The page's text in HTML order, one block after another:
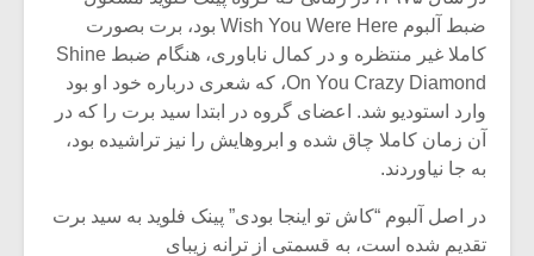
ضبط آلبوم Wish You Were Here بود، برت بصورت
کاملا غیر منتظره و در کمال ناباوری، هنگام ضبط Shine
On You Crazy Diamond، که شعری درباره خود او بود
وارد استودیو شد. اعضای گروه در ابتدا سید برت را که در
آن زمان کاملا چاق شده و ابروهایش را نیز تراشیده بود،
به جا نیاوردند.
در اصل آلبوم “کاش تو اینجا بودی” پینک فلوید به سید برت
تقدیم شده است، به قسمتی از ترانه زیبای